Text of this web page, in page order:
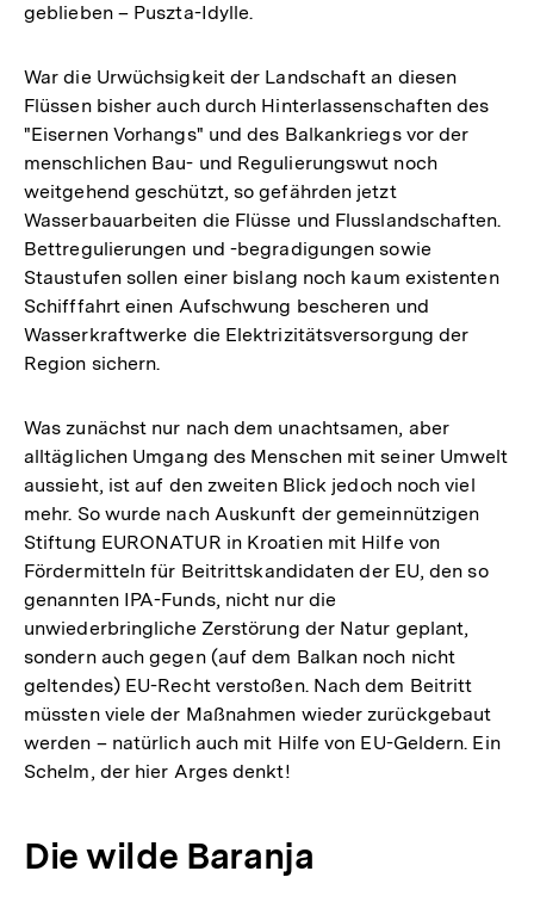
geblieben – Puszta-Idylle.
War die Urwüchsigkeit der Landschaft an diesen
Flüssen bisher auch durch Hinterlassenschaften des
"Eisernen Vorhangs" und des Balkankriegs vor der
menschlichen Bau- und Regulierungswut noch
weitgehend geschützt, so gefährden jetzt
Wasserbauarbeiten die Flüsse und Flusslandschaften.
Bettregulierungen und -begradigungen sowie
Staustufen sollen einer bislang noch kaum existenten
Schifffahrt einen Aufschwung bescheren und
Wasserkraftwerke die Elektrizitätsversorgung der
Region sichern.
Was zunächst nur nach dem unachtsamen, aber
alltäglichen Umgang des Menschen mit seiner Umwelt
aussieht, ist auf den zweiten Blick jedoch noch viel
mehr. So wurde nach Auskunft der gemeinnützigen
Stiftung EURONATUR in Kroatien mit Hilfe von
Fördermitteln für Beitrittskandidaten der EU, den so
genannten IPA-Funds, nicht nur die
unwiederbringliche Zerstörung der Natur geplant,
sondern auch gegen (auf dem Balkan noch nicht
geltendes) EU-Recht verstoßen. Nach dem Beitritt
müssten viele der Maßnahmen wieder zurückgebaut
werden – natürlich auch mit Hilfe von EU-Geldern. Ein
Schelm, der hier Arges denkt!
Die wilde Baranja